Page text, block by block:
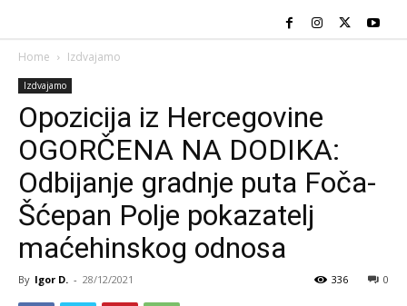
Home Izdvajamo
Izdvajamo
Opozicija iz Hercegovine
OGORČENA NA DODIKA:
Odbijanje gradnje puta Foča-
Šćepan Polje pokazatelj
maćehinskog odnosa
By Igor D. - 28/12/2021 0
336